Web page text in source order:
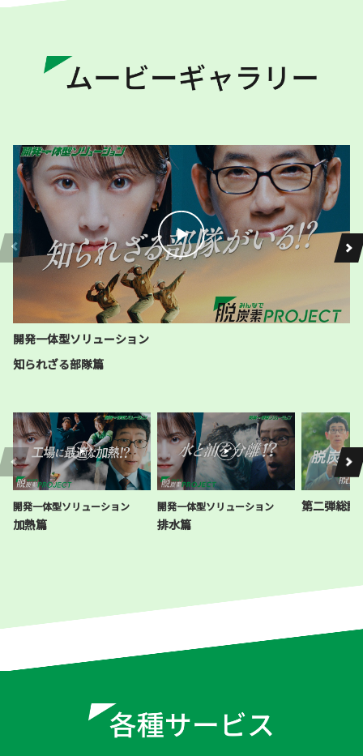
長野県伊那市 × 中部電力ミライ
ズ
AGCテクノグラス × 静岡銀行 ×
ソミック石川 × トヨタ紡織 × 鍋
屋バイテック × 浜松ホトニクス
×メルクエレクトロニクス × ヤ
マハ × 中部電力ミライズ
#自社で創るでんき #オフサイトPPA #
バーチャルPPA #水力発電
伊那食品工業 × 高島産業 × 東洋
精鋼 × マルヤス工業 × ミスズ工
#自社で創るでんき #オフサイトPPA #
DCM × 中部電力ミライズ
#自社で創るでんき #オンサイトPPA
#Greenでんき
ヤマハレディースオープン葛城
長野県天龍村 × 中部電力ミライ
#Greenでんき #ふるさと納税
大垣共立銀行 × 中部電力ミライ
#自社で創るでんき #オフサイトPPA
開発一体型ソリューション
知られざる部隊篇
開発一体型ソリューション
加熱篇
開発一体型ソリューション
排水篇
第二弾総論